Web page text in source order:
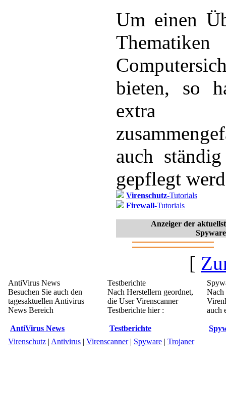
Um einen
bieten, so
extra
auch
gepflegt
Virenschutz-Tutorials
Firewall-Tutorials
Anzeiger der
[
AntiVirus News
Besuchen Sie auch den
tagesaktuellen Antivirus
News Bereich
AntiVirus News
Testberichte
Nach Herstellern geordnet,
die User Virenscanner
Testberichte hier :
Testberichte
Nach
auch
Virenschutz | Antivirus | Virenscanner| Spyware | Trojaner